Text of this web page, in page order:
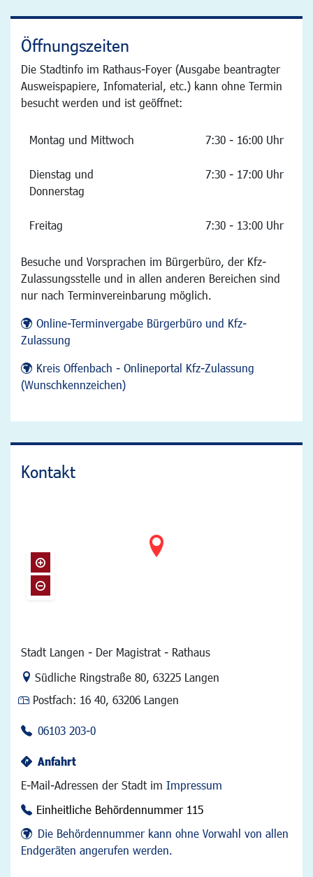
Öffnungszeiten
Die Stadtinfo im Rathaus-Foyer (Ausgabe beantragter
Ausweispapiere, Infomaterial, etc.) kann ohne Termin
besucht werden und ist geöffnet:
Montag und Mittwoch 7:30 - 16:00 Uhr
Dienstag und
Donnerstag
7:30 - 17:00 Uhr
Freitag 7:30 - 13:00 Uhr
Besuche und Vorsprachen im Bürgerbüro, der Kfz-
Zulassungsstelle und in allen anderen Bereichen sind
nur nach Terminvereinbarung möglich.
Online-Terminvergabe Bürgerbüro und Kfz-
Zulassung
Kreis Offenbach - Onlineportal Kfz-Zulassung
(Wunschkennzeichen)
Kontakt
Stadt Langen - Der Magistrat - Rathaus
Link zur Google-Maps Navigation
Südliche Ringstraße 80, 63225 Langen
Postfach: 16 40, 63206 Langen
06103 203-0
Anfahrt
E-Mail-Adressen der Stadt im Impressum
Einheitliche Behördennummer 115
Die Behördennummer kann ohne Vorwahl von allen
Endgeräten angerufen werden.